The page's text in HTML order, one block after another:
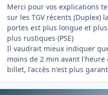
Merci pour vos explications
sur les TGV récents (Duplex)
portes est plus longue et
plus rustiques (PSE)
Il vaudrait mieux indiquer
moins de 2 min avant
billet, l'accès n'est plus